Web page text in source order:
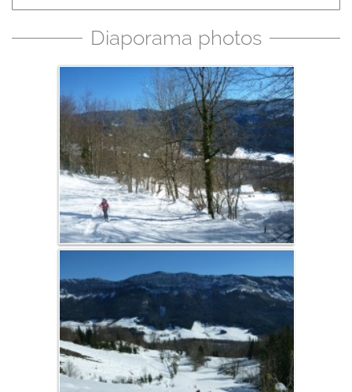
Activity room
Salle d'activités
et terrasse bois
Séances de
massages, et
Séminaire
entreprise,
chalet privatif,
journée
Séminaire
coaching pro,
réunions de
Diaporama photos